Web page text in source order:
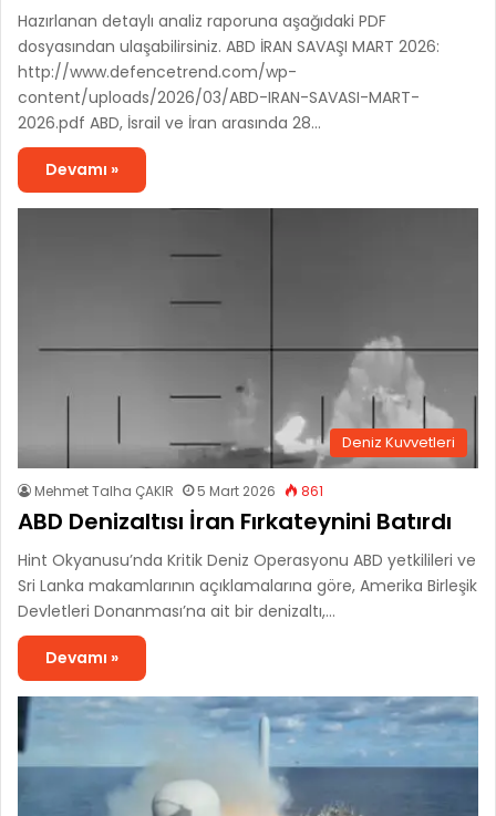
Hazırlanan detaylı analiz raporuna aşağıdaki PDF
dosyasından ulaşabilirsiniz. ABD İRAN SAVAŞI MART 2026:
http://www.defencetrend.com/wp-
content/uploads/2026/03/ABD-IRAN-SAVASI-MART-
2026.pdf ABD, İsrail ve İran arasında 28…
Devamı »
Deniz Kuvvetleri
Mehmet Talha ÇAKIR 5 Mart 2026 861
ABD Denizaltısı İran Fırkateynini Batırdı
Hint Okyanusu’nda Kritik Deniz Operasyonu ABD yetkilileri ve
Sri Lanka makamlarının açıklamalarına göre, Amerika Birleşik
Devletleri Donanması’na ait bir denizaltı,…
Devamı »